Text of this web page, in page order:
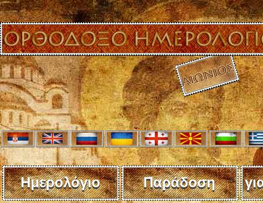
Ημερολόγιο Παράδοση